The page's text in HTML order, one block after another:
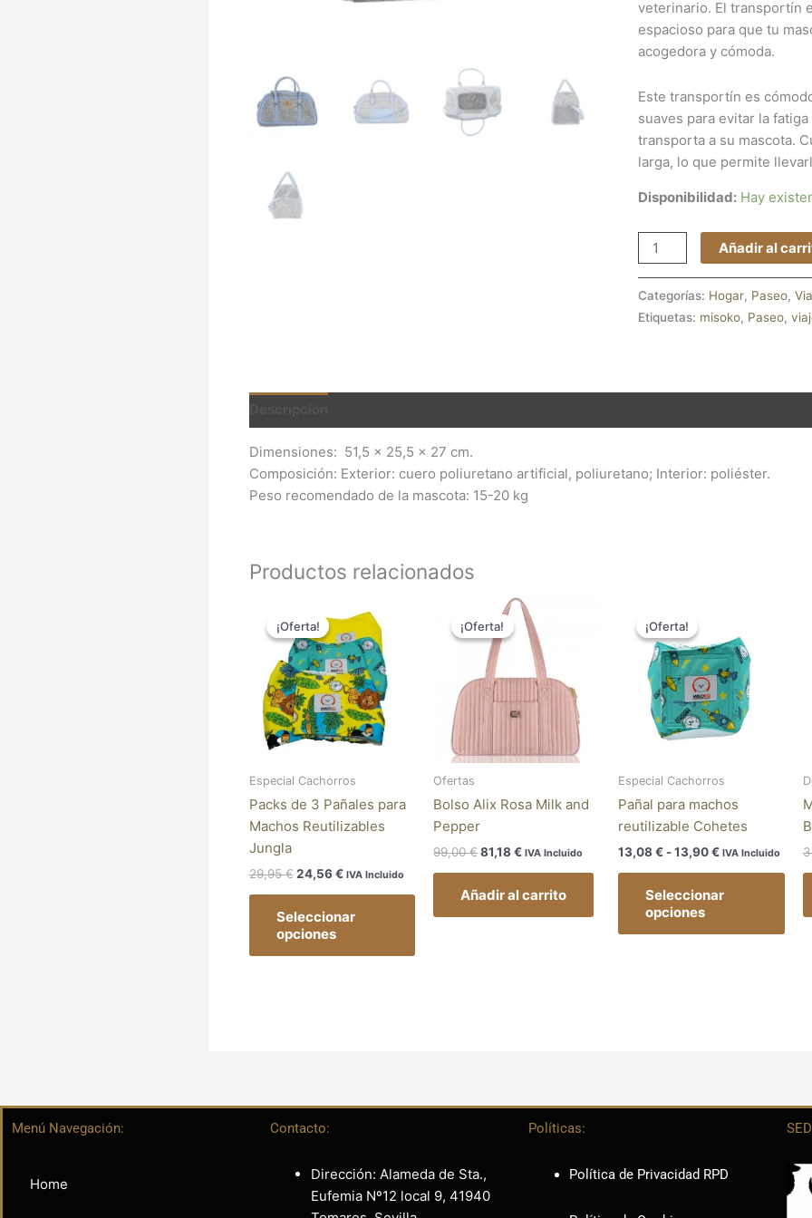
veterinario. El transportín
espacioso para que tu
acogedora y cómoda.
Este transportín es
suaves para evitar la
transporta a su mascota.
larga, lo que permite
Disponibilidad: Hay
Añadir al
Categorías: Hogar, Paseo,
Etiquetas: misoko, Paseo,
Dimensiones: 51,5 x 25,5 x 27 cm.
Composición: Exterior: cuero poliuretano artificial, poliuretano; Interior: poliéster.
Peso recomendado de la mascota: 15-20 kg
Productos relacionados
¡Oferta!
¡Oferta!
Especial Cachorros
Packs de 3 Pañales para
Machos Reutilizables
Jungla
29,95€
precio
original
era:
29,95 €.
24,56€
precio
actual
es:
24,56 €.
IVA Incluido
Seleccionar
opciones
producto
variantes.
opciones
pueden
elegir
¡Oferta!
¡Oferta!
Ofertas
Bolso Alix Rosa Milk and
Pepper
99,00€
precio
original
era:
99,00 €.
81,18€
El
precio
actual
es:
81,18 €.
IVA Incluido
Añadir al carrito
¡Oferta!
¡Oferta!
Especial Cachorros
Pañal para machos
reutilizable Cohetes
13,08€ -13,90€
precios:
desde
13,08 €
hasta
13,90 €
IVA Incluido
Seleccionar
opciones
Menú Navegación:
Home
Contacto:
Dirección: Alameda de Sta.,
Eufemia Nº12 local 9, 41940
Políticas:
Política de Privacidad RPD